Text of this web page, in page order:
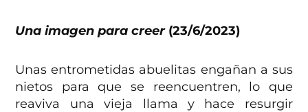
Una imagen para creer(23/6/2023)
Unas entrometidas abuelitas engañan a sus
nietos para que se reencuentren, lo que
reaviva una vieja llama y hace resurgir